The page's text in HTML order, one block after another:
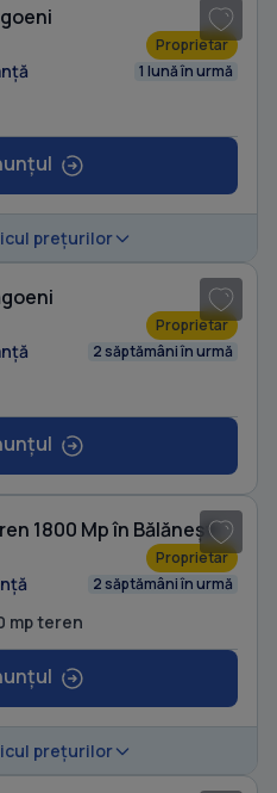
Proprietar
1 lună în urmă
prețurilor
Proprietar
2 săptămâni în urmă
1800 Mp în Bălănești
Proprietar
2 săptămâni în urmă
mp teren
prețurilor